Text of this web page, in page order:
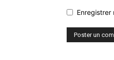
Enregistrer